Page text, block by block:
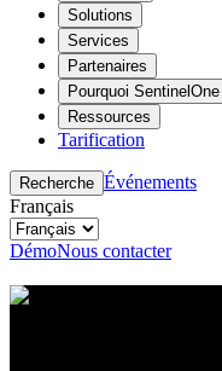
Solutions
Services
Partenaires
Pourquoi SentinelOne
Ressources
Tarification
Recherche Événements
Français
DémoNous contacter
Centre de